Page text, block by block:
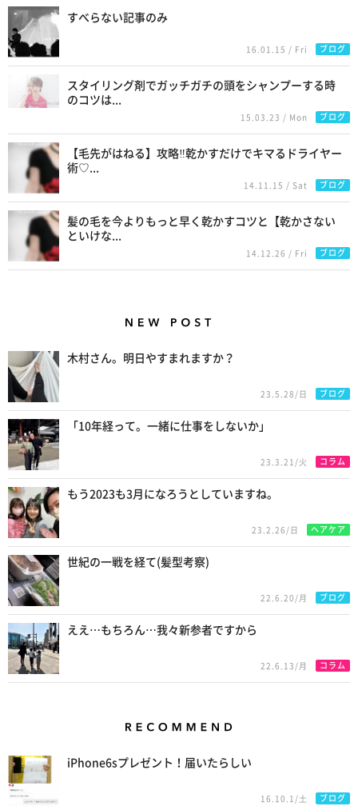
すべらない記事のみ
16.01.15 / Fri ブログ
スタイリング剤でガッチガチの頭をシャンプーする時
のコツは...
15.03.23 / Mon ブログ
【毛先がはねる】攻略‼︎乾かすだけでキマるドライヤー
術♡...
14.11.15 / Sat ブログ
髪の毛を今よりもっと早く乾かすコツと【乾かさない
といけな...
14.12.26 / Fri ブログ
木村さん。明日やすまれますか？
23.5.28/日 ブログ
「10年経って。一緒に仕事をしないか」
23.3.21/火 コラム
もう2023も3月になろうとしていますね。
23.2.26/日 ヘアケア
世紀の一戦を経て(髪型考察)
22.6.20/月 ブログ
ええ…もちろん…我々新参者ですから
22.6.13/月 コラム
iPhone6sプレゼント！届いたらしい
16.10.1/土 ブログ